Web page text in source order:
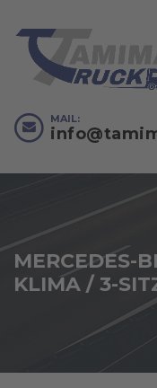
MAIL:
MERCEDES-
KLIMA / 3-